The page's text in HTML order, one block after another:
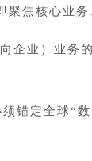
焦核心业务
企业）业务
锚定全球“